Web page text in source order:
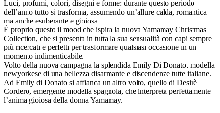
Luci, profumi, colori, disegni e forme: durante questo periodo
dell’anno tutto si trasforma, assumendo un’allure calda, romantica
ma anche esuberante e gioiosa.
È proprio questo il mood che ispira la nuova Yamamay Christmas
Collection, che si presenta in tutta la sua sensualità con capi sempre
più ricercati e perfetti per trasformare qualsiasi occasione in un
momento indimenticabile.
Volto della nuova campagna la splendida Emily Di Donato, modella
newyorkese di una bellezza disarmante e discendenze tutte italiane.
Ad Emily di Donato si affianca un altro volto, quello di Desirè
Cordero, emergente modella spagnola, che interpreta perfettamente
l’anima gioiosa della donna Yamamay.